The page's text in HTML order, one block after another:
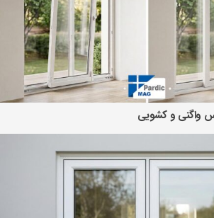
واگنی و کشویی